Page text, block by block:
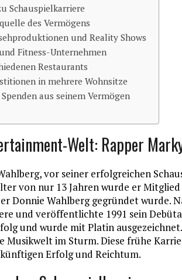
Schauspielkarriere
des Vermögens
und Reality Shows
Fitness-Unternehmen
Restaurants
in mehrere Wohnsitze
aus seinem Vermögen
Welt: Rapper
vor seiner erfolgreichen
von nur 13 Jahren wurde er
Donnie Wahlberg gegründet wurde.
und veröffentlichte 1991 sein
und wurde mit Platin
Musikwelt im Sturm. Diese frühe
Erfolg und Reichtum.